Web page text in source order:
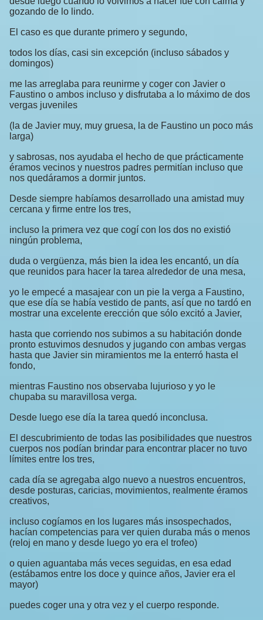
gozando de lo lindo.
El caso es que durante primero y segundo,
todos los días, casi sin excepción (incluso sábados y
domingos)
me las arreglaba para reunirme y coger con Javier o
Faustino o ambos incluso y disfrutaba a lo máximo de dos
vergas juveniles
(la de Javier muy, muy gruesa, la de Faustino un poco más
larga)
y sabrosas, nos ayudaba el hecho de que prácticamente
éramos vecinos y nuestros padres permitían incluso que
nos quedáramos a dormir juntos.
Desde siempre habíamos desarrollado una amistad muy
cercana y firme entre los tres,
incluso la primera vez que cogí con los dos no existió
ningún problema,
duda o vergüenza, más bien la idea les encantó, un día
que reunidos para hacer la tarea alrededor de una mesa,
yo le empecé a masajear con un pie la verga a Faustino,
que ese día se había vestido de pants, así que no tardó en
mostrar una excelente erección que sólo excitó a Javier,
hasta que corriendo nos subimos a su habitación donde
pronto estuvimos desnudos y jugando con ambas vergas
hasta que Javier sin miramientos me la enterró hasta el
fondo,
mientras Faustino nos observaba lujurioso y yo le
chupaba su maravillosa verga.
Desde luego ese día la tarea quedó inconclusa.
El descubrimiento de todas las posibilidades que nuestros
cuerpos nos podían brindar para encontrar placer no tuvo
límites entre los tres,
cada día se agregaba algo nuevo a nuestros encuentros,
desde posturas, caricias, movimientos, realmente éramos
creativos,
incluso cogíamos en los lugares más insospechados,
hacían competencias para ver quien duraba más o menos
(reloj en mano y desde luego yo era el trofeo)
o quien aguantaba más veces seguidas, en esa edad
(estábamos entre los doce y quince años, Javier era el
mayor)
puedes coger una y otra vez y el cuerpo responde.